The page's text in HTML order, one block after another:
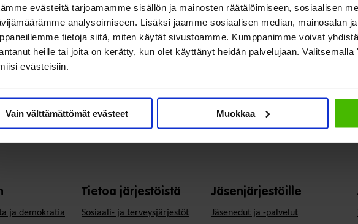
evästeitä tarjoamamme sisällön ja mainosten räätälöimiseen, sosiaalisen
analysoimiseen. Lisäksi jaamme sosiaalisen median, mainosalan
tietoja siitä, miten käytät sivustoamme. Kumppanimme voivat
heille tai joita on kerätty, kun olet käyttänyt heidän palvelujaan.
evästeisiin.
Vain välttämättömät evästeet Muokkaa
ja terveys ry
ja demokratia
Tietoa järjestöistä
Sosiaali- ja terveysjärjestöt
Jäsenjärjestöille
Jäsen­edut ja -palvelut